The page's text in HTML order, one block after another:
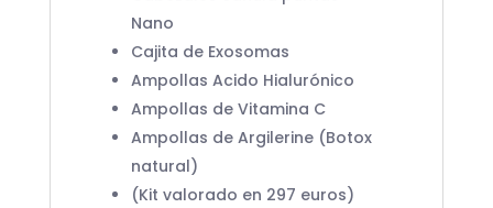
Nano
Cajita de Exosomas
Ampollas Acido Hialurónico
Ampollas de Vitamina C
Ampollas de Argilerine (Botox
natural)
(Kit valorado en 297 euros)